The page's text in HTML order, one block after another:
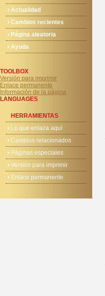
Actualidad
Cambios recientes
Página aleatoria
Ayuda
TOOLBOX
Versión para imprimir
Enlace permanente
Información de la página
LANGUAGES
HERRAMIENTAS
Lo que enlaza aquí
Cambios relacionados
Páginas especiales
Versión para imprimir
Enlace permanente